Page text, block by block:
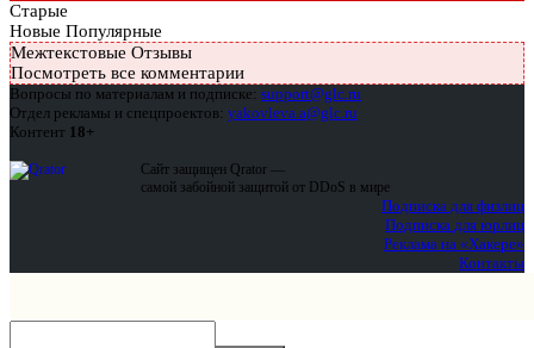
Старые
Новые Популярные
Межтекстовые Отзывы
Посмотреть все комментарии
Вопросы по материалам и подписке: support@glc.ru
Отдел рекламы и спецпроектов: yakovleva.a@glc.ru
Контент 18+
Сайт защищен Qrator —
самой забойной защитой от DDoS в мире
Подписка для физлиц
Подписка для юрлиц
Реклама на «Хакере»
Контакты